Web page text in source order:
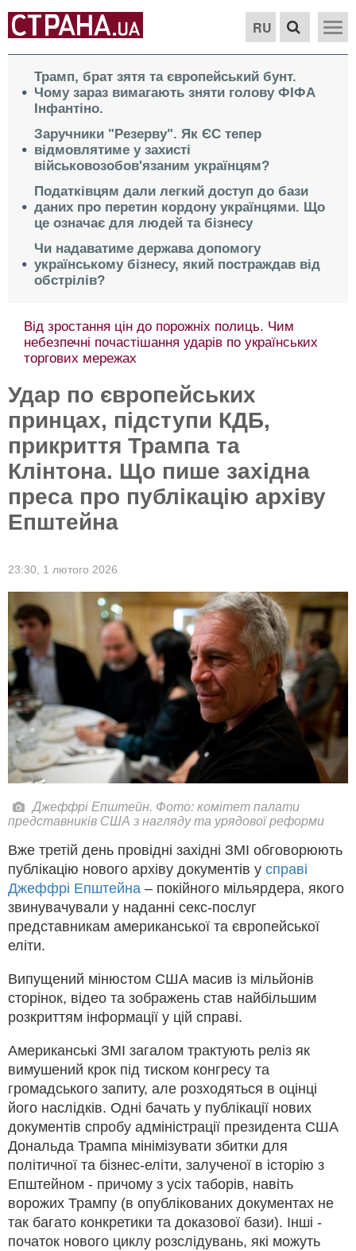
RU
Трамп, брат зятя та європейський бунт.
Чому зараз вимагають зняти голову ФІФА
Інфантіно.
Заручники "Резерву". Як ЄС тепер
відмовлятиме у захисті
військовозобов'язаним українцям?
Податківцям дали легкий доступ до бази
даних про перетин кордону українцями. Що
це означає для людей та бізнесу
Чи надаватиме держава допомогу
українському бізнесу, який постраждав від
обстрілів?
Від зростання цін до порожніх полиць. Чим
небезпечні почастішання ударів по українських
торгових мережах
Удар по європейських
принцах, підступи КДБ,
прикриття Трампа та
Клінтона. Що пише західна
преса про публікацію архіву
Епштейна
23:30, 1 лютого 2026
Джеффрі Епштейн. Фото: комітет палати
представників США з нагляду та урядової реформи
Вже третій день провідні західні ЗМІ обговорюють
публікацію нового архіву документів у справі
Джеффрі Епштейна – покійного мільярдера, якого
звинувачували у наданні секс-послуг
представникам американської та європейської
еліти.
Випущений мінюстом США масив із мільйонів
сторінок, відео та зображень став найбільшим
розкриттям інформації у цій справі.
Американські ЗМІ загалом трактують реліз як
вимушений крок під тиском конгресу та
громадського запиту, але розходяться в оцінці
його наслідків. Одні бачать у публікації нових
документів спробу адміністрації президента США
Дональда Трампа мінімізувати збитки для
політичної та бізнес-еліти, залученої в історію з
Епштейном - причому з усіх таборів, навіть
ворожих Трампу (в опублікованих документах не
так багато конкретики та доказової бази). Інші -
початок нового циклу розслідувань, які можуть